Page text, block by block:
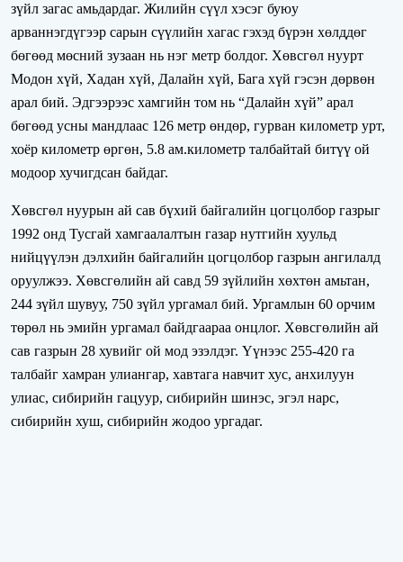
зүйл загас амьдардаг. Жилийн сүүл хэсэг буюу
арваннэгдүгээр сарын сүүлийн хагас гэхэд бүрэн хөлддөг
бөгөөд мөсний зузаан нь нэг метр болдог. Хөвсгөл нуурт
Модон хүй, Хадан хүй, Далайн хүй, Бага хүй гэсэн дөрвөн
арал бий. Эдгээрээс хамгийн том нь “Далайн хүй” арал
бөгөөд усны мандлаас 126 метр өндөр, гурван километр урт,
хоёр километр өргөн, 5.8 ам.километр талбайтай битүү ой
модоор хучигдсан байдаг.
Хөвсгөл нуурын ай сав бүхий байгалийн цогцолбор газрыг
1992 онд Тусгай хамгаалалтын газар нутгийн хуульд
нийцүүлэн дэлхийн байгалийн цогцолбор газрын ангилалд
оруулжээ. Хөвсгөлийн ай савд 59 зүйлийн хөхтөн амьтан,
244 зүйл шувуу, 750 зүйл ургамал бий. Ургамлын 60 орчим
төрөл нь эмийн ургамал байдгаараа онцлог. Хөвсгөлийн ай
сав газрын 28 хувийг ой мод эзэлдэг. Үүнээс 255-420 га
талбайг хамран улиангар, хавтага навчит хус, анхилуун
улиас, сибирийн гацуур, сибирийн шинэс, эгэл нарс,
сибирийн хуш, сибирийн жодоо ургадаг.